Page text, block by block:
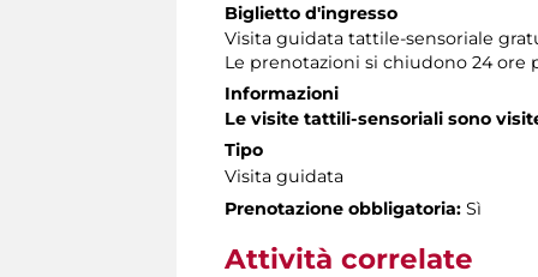
Biglietto d'ingresso
Visita guidata tattile-sensoriale
Le prenotazioni si chiudono 24 ore
Informazioni
Le visite tattili-sensoriali sono
Tipo
Visita guidata
Prenotazione obbligatoria: Sì
Attività correlate